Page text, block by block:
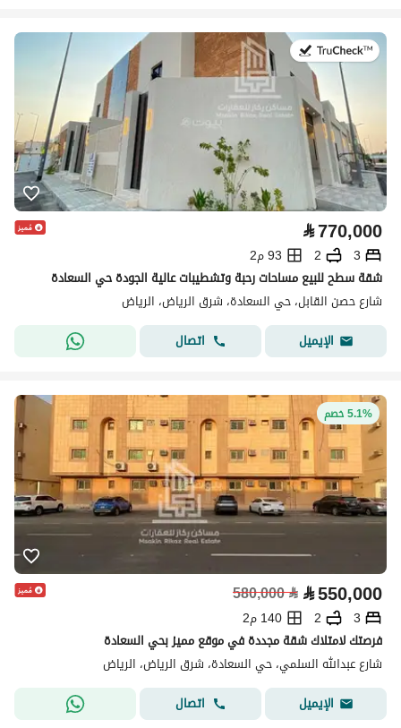
في:2 أغسطس 2026
⃁770,000
3
2
93 م2
شقة سطح للبيع مساحات رحبة وتشطيبات عالية الجودة حي السعادة
شارع حصن القابل، حي السعادة، شرق الرياض، الرياض
الإيميل
اتصال
5.1% خصم
⃁550,000
⃁
580,000
3
2
140 م2
فرصتك لامتلاك شقة مجددة في موقع مميز بحي السعادة
شارع عبدالله السلمي، حي السعادة، شرق الرياض، الرياض
الإيميل
اتصال